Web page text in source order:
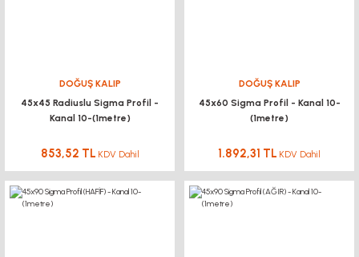
DOĞUŞ KALIP
45x45 Radiuslu Sigma Profil -
Kanal 10-(1metre)
853,52 TL KDV Dahil
DOĞUŞ KALIP
45x60 Sigma Profil - Kanal 10-
(1metre)
1.892,31 TL KDV Dahil